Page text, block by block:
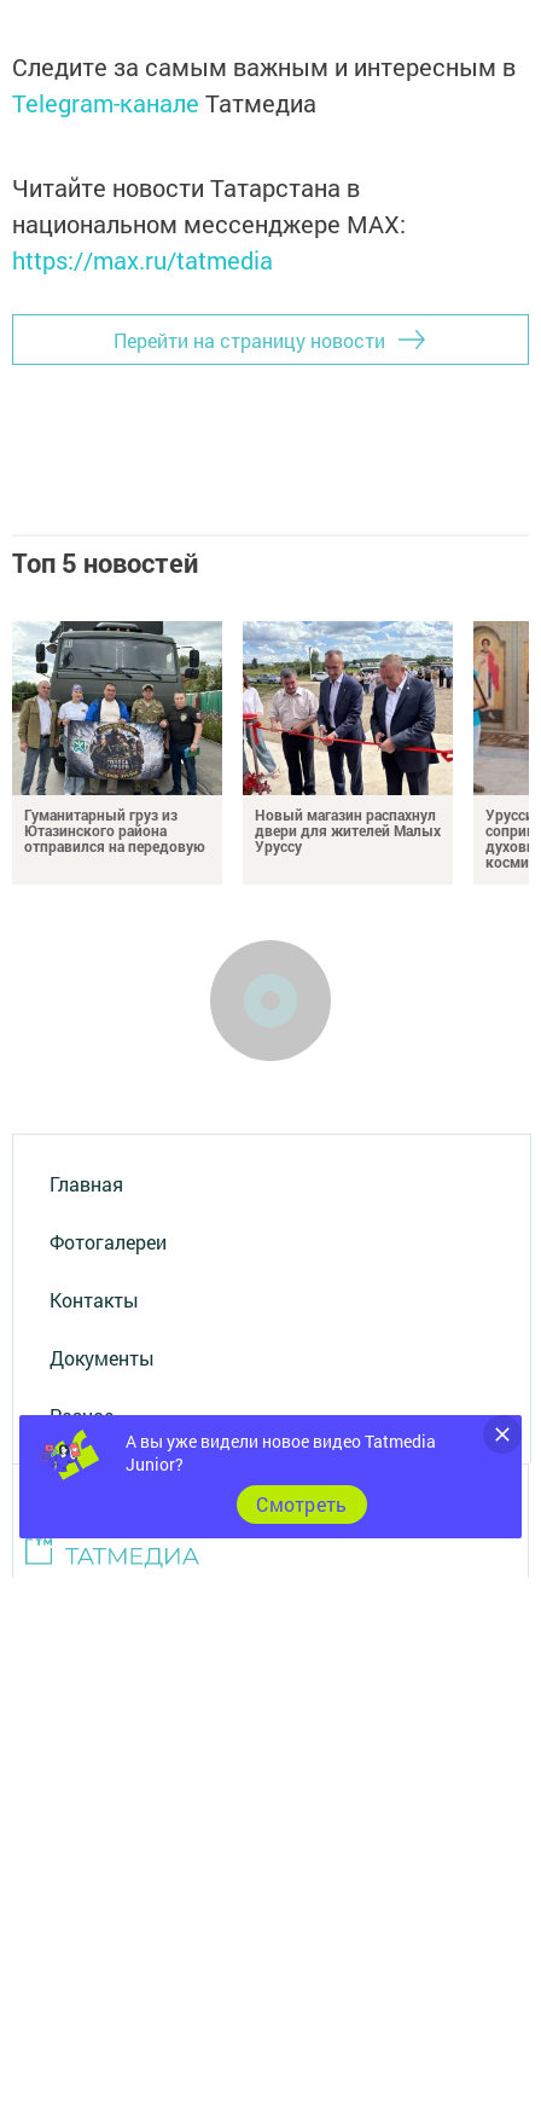
Следите за самым важным и интересным в
Telegram-канале Татмедиа
Читайте новости Татарстана в
национальном мессенджере MАХ:
https://max.ru/tatmedia
Перейти на страницу новости
Топ 5 новостей
Гуманитарный груз из
Ютазинского района
отправился на передовую
Новый магазин распахнул
двери для жителей Малых
Уруссу
Главная
Фотогалереи
Контакты
Документы
Разное
А вы уже видели новое видео Tatmedia
Junior?
Cмотреть